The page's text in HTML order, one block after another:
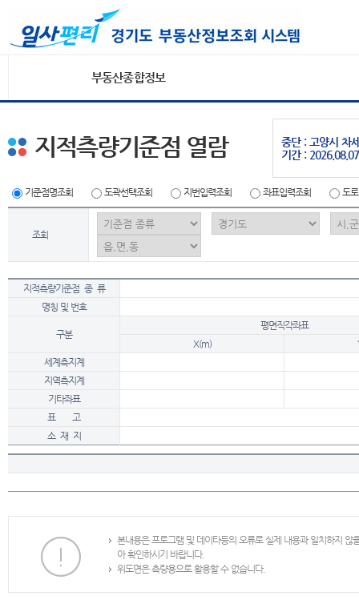
부동산종합정보
중단 : 고양시 차
기간 :
지적측량기준점 열람
기준점명조회 도곽선택조회 지번입력조회 좌표입력조회 도
조회
지적측량기준점 종 류
명칭 및 번호
구분
평면직각좌표
X(m)
세계측지계
지역측지계
기타좌표
표 고
소 재 지
본내용은 프로그램 및 데이타등의 오류로 실제 내용과 일치하지
아 확인하시기 바랍니다.
위도면은 측량용으로 활용할 수 없습니다.